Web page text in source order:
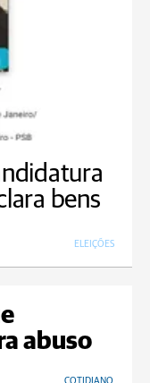
bens
ELEIÇÕES
abuso
COTIDIANO